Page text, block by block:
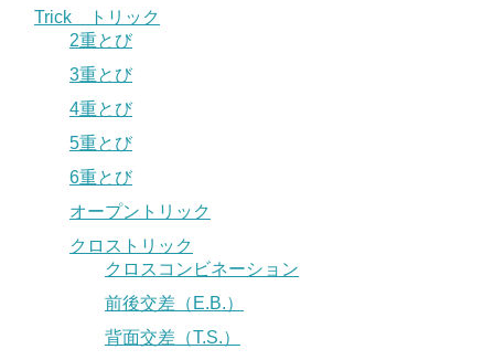
Trick トリック
2重とび
3重とび
4重とび
5重とび
6重とび
オープントリック
クロストリック
クロスコンビネーション
前後交差（E.B.）
背面交差（T.S.）